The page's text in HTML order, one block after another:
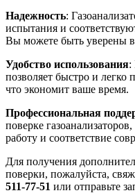
Надежность:
испытания и
Вы можете быть уверены в
Удобство использования:
позволяет быстро и легко
что экономит ваше время.
Профессиональная
поверке
работу и соответствие
Для получения
поверки, пожалуйста,
511-77-51 или отправьте